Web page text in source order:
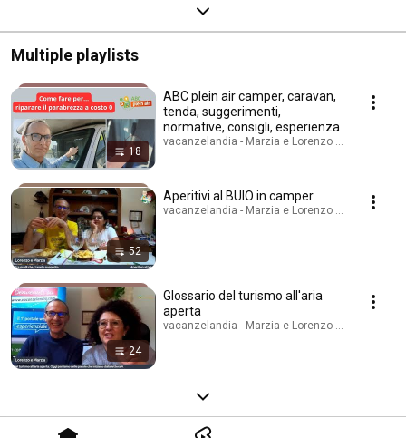
Multiple playlists
18
ABC plein air camper, caravan,
tenda, suggerimenti,
normative, consigli, esperienza
vacanzelandia - Marzia e Lorenzo Travel
52
Aperitivi al BUIO in camper
vacanzelandia - Marzia e Lorenzo Travel
24
Glossario del turismo all'aria
aperta
vacanzelandia - Marzia e Lorenzo Travel